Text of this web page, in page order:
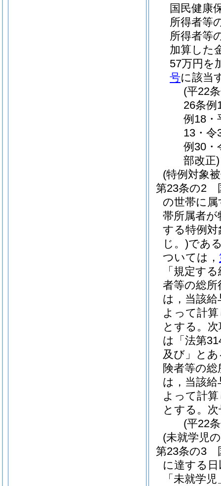
国民健康
所得者等
所得者等
加算した
57万円を
号に該当
(平22
26条例
例18・
13・令
例30・
部改正)
(特例対象
第23条の2
の世帯に
帯所属者が
する特例
じ。)であ
ついては，
「規定す
者等の総
は，当該
よって計
とする。
は「法第
及び」と
険者等の
は，当該
よって計
とする。
(平22
(未就学児
第23条の3
に達する
「未就学